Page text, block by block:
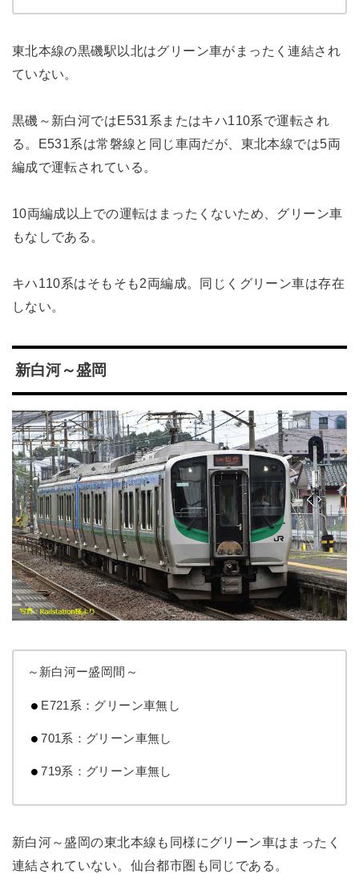
東北本線の黒磯駅以北はグリーン車がまったく連結され
ていない。
黒磯～新白河ではE531系またはキハ110系で運転され
る。E531系は常磐線と同じ車両だが、東北本線では5両
編成で運転されている。
10両編成以上での運転はまったくないため、グリーン車
もなしである。
キハ110系はそもそも2両編成。同じくグリーン車は存在
しない。
新白河～盛岡
～新白河ー盛岡間～
E721系：グリーン車無し
701系：グリーン車無し
719系：グリーン車無し
新白河～盛岡の東北本線も同様にグリーン車はまったく
連結されていない。仙台都市圏も同じである。